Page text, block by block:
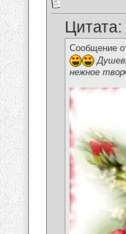
Цитата:
Сообщение
нежное